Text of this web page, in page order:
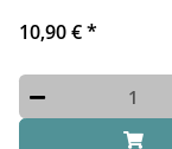
10,90 €*